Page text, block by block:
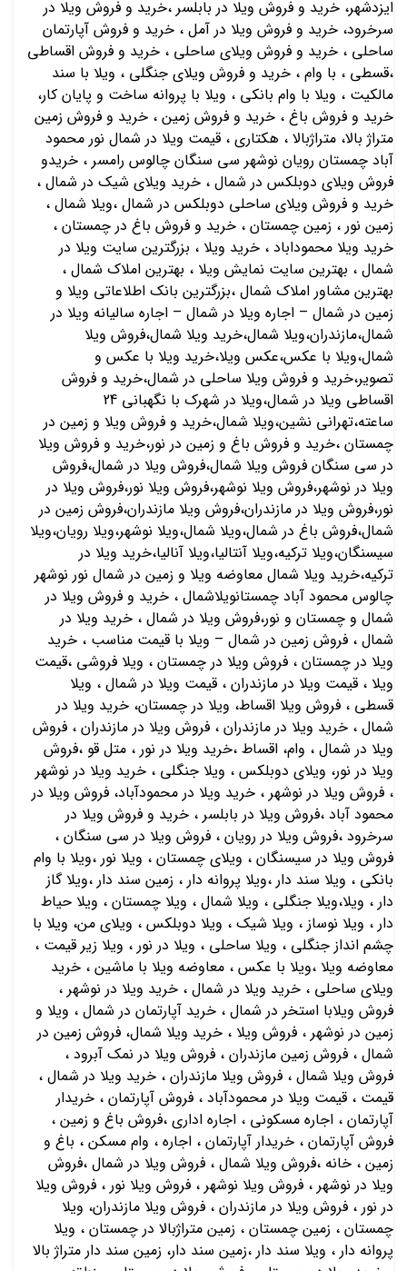
ایزدشهر، خرید و فروش ویلا در بابلسر ،خرید و فروش ویلا در
سرخرود، خرید و فروش ویلا در آمل ، خرید و فروش آپارتمان
ساحلی ، خرید و فروش ویلای ساحلی ، خرید و فروش اقساطی
،قسطی ، با وام ، خرید و فروش ویلای جنگلی ، ویلا با سند
مالکیت ، ویلا با وام بانکی ، ویلا با پروانه ساخت و پایان کار،
خرید و فروش باغ ، خرید و فروش زمین ، خرید و فروش زمین
متراژ بالا، متراژبالا ، هکتاری ، قیمت ویلا در شمال نور محمود
آباد چمستان رویان نوشهر سی سنگان چالوس رامسر ، خریدو
فروش ویلای دوبلکس در شمال ، خرید ویلای شیک در شمال ،
خرید و فروش ویلای ساحلی دوبلکس در شمال ،ویلا شمال ،
زمین نور ، زمین چمستان ، خرید و فروش باغ در چمستان ،
خرید ویلا محموداباد ، خرید ویلا ، بزرگترین سایت ویلا در
شمال ، بهترین سایت نمایش ویلا ، بهترین املاک شمال ،
بهترین مشاور املاک شمال ،بزرگترین بانک اطلاعاتی ویلا و
زمین در شمال – اجاره ویلا در شمال – اجاره سالیانه ویلا در
شمال،مازندران،ویلا شمال،خرید ویلا شمال،فروش ویلا
شمال،ویلا با عکس،عکس ویلا،خرید ویلا با عکس و
تصویر،خرید و فروش ویلا ساحلی در شمال،خرید و فروش
اقساطی ویلا در شمال،ویلا در شهرک با نگهبانی 24
ساعته،تهرانی نشین،ویلا شمال،خرید و فروش ویلا و زمین در
چمستان ،خرید و فروش باغ و زمین در نور،خرید و فروش ویلا
در سی سنگان فروش ویلا شمال،فروش ویلا در شمال،فروش
ویلا در نوشهر،فروش ویلا نوشهر،فروش ویلا نور،فروش ویلا در
نور،فروش ویلا در مازندران،فروش ویلا مازندران،فروش زمین در
شمال،فروش باغ در شمال،ویلا شمال،ویلا نوشهر،ویلا رویان،ویلا
سیسنگان،ویلا ترکیه،ویلا آنتالیا،ویلا آنالیا،خرید ویلا در
ترکیه،خرید ویلا شمال معاوضه ویلا و زمین در شمال نور نوشهر
چالوس محمود آباد چمستانویلاشمال ، خرید و فروش ویلا در
شمال و چمستان و نور،فروش ویلا در شمال ، خرید ویلا در
شمال ، فروش زمین در شمال – ویلا با قیمت مناسب ، خرید
ویلا در چمستان ، فروش ویلا در چمستان ، ویلا فروشی ،قیمت
ویلا ، قیمت ویلا در مازندران ، قیمت ویلا در شمال ، ویلا
قسطی ، فروش ویلا اقساط، ویلا در چمستان، خرید ویلا در
شمال ، خرید ویلا در مازندران ، فروش ویلا در مازندران ، فروش
ویلا در شمال ، وام، اقساط ،خرید ویلا در نور ، متل قو ،فروش
ویلا در نور، ویلای دوبلکس ، ویلا جنگلی ، خرید ویلا در نوشهر
، فروش ویلا در نوشهر ، خرید ویلا در محمودآباد، فروش ویلا در
محمود آباد ،فروش ویلا در بابلسر ، خرید و فروش ویلا در
سرخرود ،فروش ویلا در رویان ، فروش ویلا در سی سنگان ،
فروش ویلا در سیسنگان ، ویلای چمستان ، ویلا نور ،ویلا با وام
بانکی ، ویلا سند دار ،ویلا پروانه دار ، زمین سند دار ،ویلا گاز
دار ، ویلا،ویلا جنگلی ، ویلا شمال ، ویلا چمستان ، ویلا حیاط
دار ، ویلا نوساز ، ویلا شیک ، ویلا دوبلکس ، ویلای من، ویلا با
چشم انداز جنگلی ، ویلا ساحلی ، ویلا در نور ، ویلا زیر قیمت ،
معاوضه ویلا ،ویلا با عکس ، معاوضه ویلا با ماشین ، خريد
ويلاي ساحلي ، خريد ويلا در شمال ، خريد ويلا در نوشهر ،
فروش ويلابا استخر در شمال ، خريد آپارتمان در شمال ، ويلا و
زمين در نوشهر ، فروش ويلا ، خريد ويلا شمال، فروش زمين در
شمال ، فروش زمين مازندران ، فروش ويلا در نمك آبرود ،
فروش ويلا شمال ، فروش ويلا مازندران ، خريد ويلا در شمال ،
قیمت ، قیمت ویلا در محمودآباد ، فروش آپارتمان ، خريدار
آپارتمان ، اجاره مسكوني ، اجاره اداري ،فروش باغ و زمين ،
فروش آپارتمان ، خريدار آپارتمان ، اجاره ، وام مسكن ، باغ و
زمين ، خانه ،فروش ویلا شمال ، فروش ویلا در شمال ،فروش
ویلا در نوشهر ، فروش ویلا نوشهر ، فروش ویلا نور ، فروش ویلا
در نور ، فروش ویلا در مازندران ، فروش ویلا مازندران، ویلا
چمستان ، زمین چمستان ، زمین متراژبالا در چمستان ، ویلا
پروانه دار ، ویلا سند دار ،زمین سند دار، زمین سند دار متراژ بالا